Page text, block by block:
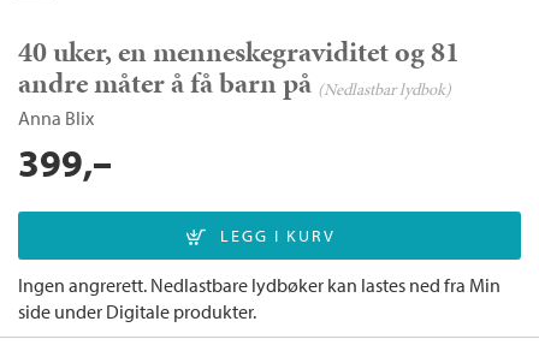
40 uker, en menneskegraviditet og 81
andre måter å få barn på (Nedlastbar lydbok)
Anna Blix
399,–
Ingen angrerett. Nedlastbare lydbøker kan lastes ned fra Min
side under Digitale produkter.